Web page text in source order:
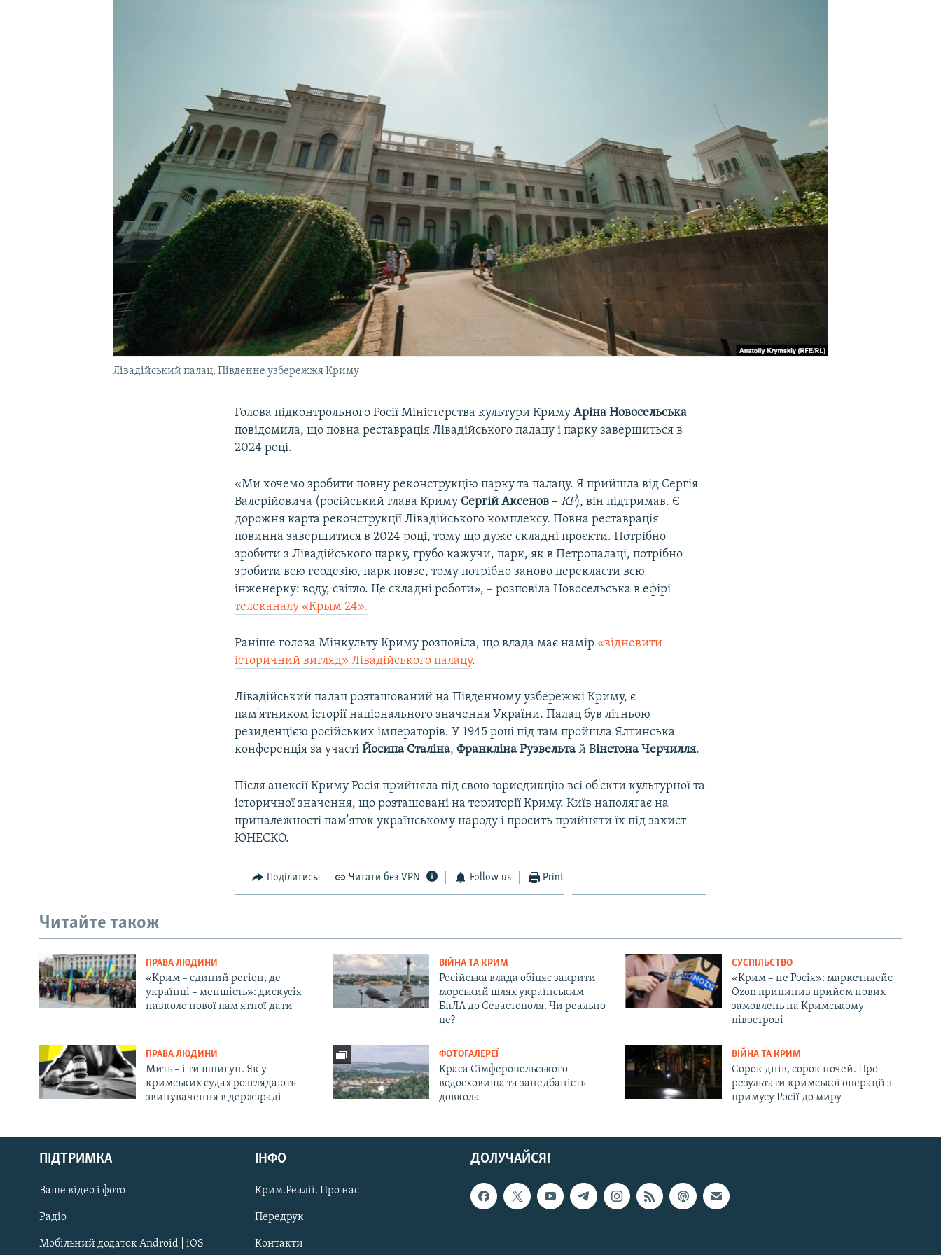
Русский
Qırımtatar
ДОЛУЧАЙСЯ!
Лівадійський палац, Південне узбережжя Криму
Голова підконтрольного Росії Міністерства культури КримуАріна Новосельська
повідомила, що повна реставрація Лівадійського палацу і парку завершиться в
2024 році.
«Ми хочемо зробити повну реконструкцію парку та палацу. Я прийшла від Сергія
Валерійовича (російський глава Криму Сергій Аксенов –КР), він підтримав. Є
дорожня карта реконструкції Лівадійського комплексу. Повна реставрація
повинна завершитися в 2024 році, тому що дуже складні проєкти. Потрібно
зробити з Лівадійського парку, грубо кажучи, парк, як в Петропалаці, потрібно
зробити всю геодезію, парк повзе, тому потрібно заново перекласти всю
інженерку: воду, світло. Це складні роботи», – розповіла Новосельська в ефірі
телеканалу «Крым 24».
Раніше голова Мінкульту Криму розповіла, що влада має намір «відновити
історичний вигляд» Лівадійського палацу.
Лівадійський палац розташований на Південному узбережжі Криму, є
пам'ятником історії національного значення України. Палац був літньою
резиденцією російських імператорів. У 1945 році під там пройшла Ялтинська
конференція за участіЙосипа Сталіна,Франкліна Рузвельта й Вінстона Черчилля.
Після анексії Криму Росія прийняла під свою юрисдикцію всі об'єкти культурної та
історичної значення, що розташовані на території Криму. Київ наполягає на
приналежності пам'яток українському народу і просить прийняти їх під захист
ЮНЕСКО.
Поділитись Читати без VPN Follow us Print
Читайте також
ПРАВА ЛЮДИНИ
«Крим – єдиний регіон, де
українці – меншість»: дискусія
навколо нової пам'ятної дати
ВІЙНА ТА КРИМ
Російська влада обіцяє закрити
морський шлях українським
БпЛА до Севастополя. Чи реально
це?
СУСПІЛЬСТВО
«Крим – не Росія»: маркетплейс
Ozon припинив прийом нових
замовлень на Кримському
півострові
ПРАВА ЛЮДИНИ
Мить – і ти шпигун. Як у
кримських судах розглядають
звинувачення в держзраді
ФОТОГАЛЕРЕЇ
Краса Сімферопольського
водосховища та занедбаність
довкола
ВІЙНА ТА КРИМ
Сорок днів, сорок ночей. Про
результати кримської операції з
примусу Росії до миру
ДОЛУЧАЙСЯ!
ПІДТРИМКА
Ваше відео і фото
Радіо
Мобільний додаток Android | iOS
ІНФО
Крим.Реалії. Про нас
Передрук
Контакти